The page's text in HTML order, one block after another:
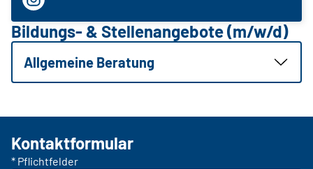
Bildungs- & Stellenangebote (m/w/d)
Allgemeine Beratung
Kontaktformular
* Pflichtfelder